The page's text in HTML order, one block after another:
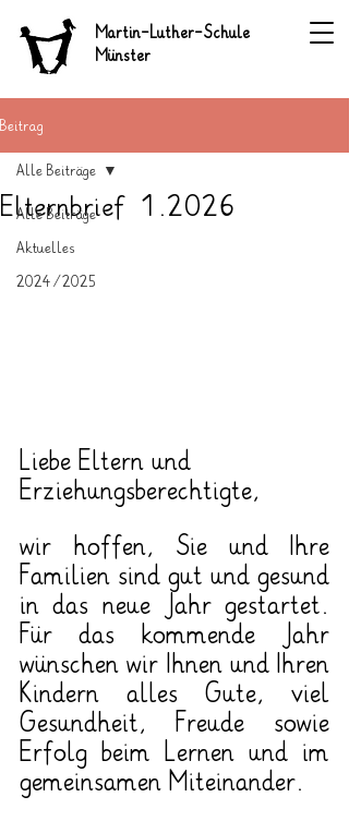
Martin-Luther-Schule
Münster
Beitrag
Alle Beiträge
Aktuelles
2024/2025
Alle Beiträge
Elternbrief 1.2026
Liebe Eltern und
Erziehungsberechtigte,
wir hoffen, Sie und Ihre
Familien sind gut und gesund
in das neue Jahr gestartet.
Für das kommende Jahr
wünschen wir Ihnen und Ihren
Kindern alles Gute, viel
Gesundheit, Freude sowie
Erfolg beim Lernen und im
gemeinsamen Miteinander.